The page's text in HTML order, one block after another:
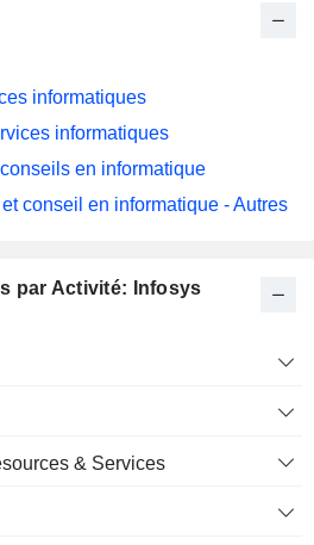
par Activité: Infosys
& Services
informatiques
informatiques
en informatique
conseil en informatique - Autres